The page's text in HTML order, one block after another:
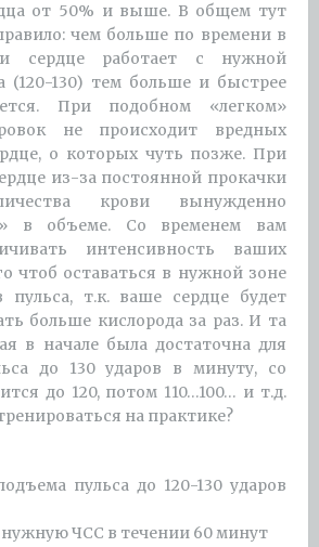
от 50% и выше. В общем тут
чем больше по времени в
сердце работает с нужной
(120-130) тем больше и быстрее
При подобном «легком»
не происходит вредных
о которых чуть позже. При
из-за постоянной прокачки
крови вынужденно
в объеме. Со временем вам
интенсивность ваших
чтоб оставаться в нужной зоне
пульса, т.к. ваше сердце будет
больше кислорода за раз. И та
в начале была достаточна для
до 130 ударов в минуту, со
до 120, потом 110…100… и т.д.
на практике?
пульса до 120-130 ударов
ЧСС в течении 60 минут